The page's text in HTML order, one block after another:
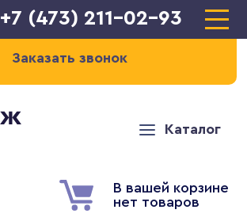
+7 (473) 211-02-93
Заказать звонок
Каталог
В вашей корзине
нет товаров